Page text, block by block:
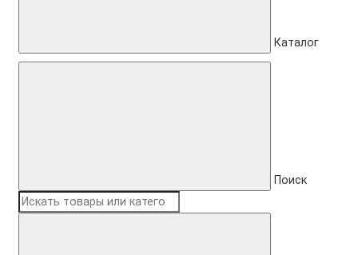
Каталог
Поиск